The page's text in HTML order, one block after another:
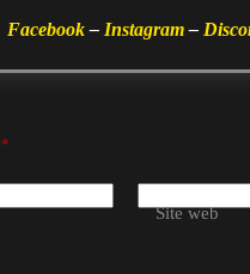
Facebook– Instagram–
*
Site web